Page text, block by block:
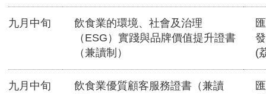
九月中旬
飲食業的環境、社會及治理
（ESG）實踐與品牌價值提升證書
（兼讀制）
(
九月中旬
飲食業優質顧客服務證書（兼讀